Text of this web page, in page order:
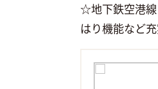
☆地下鉄空港
はり機能など